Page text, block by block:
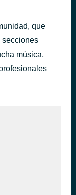
que
secciones
música,